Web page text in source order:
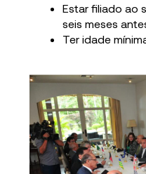
Estar filiado ao
seis meses
Ter idade